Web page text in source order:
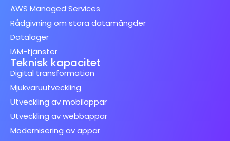
AWS Managed Services
Rådgivning om stora datamängder
Datalager
IAM-tjänster
Teknisk kapacitet
Digital transformation
Mjukvaruutveckling
Utveckling av mobilappar
Utveckling av webbappar
Modernisering av appar